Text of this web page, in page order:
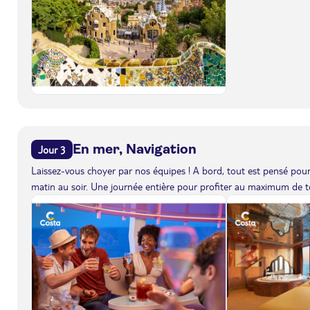
Jour 3 En mer, Navigation
Laissez-vous choyer par nos équipes ! A bord, tout est pensé
matin au soir. Une journée entière pour profiter au maximum